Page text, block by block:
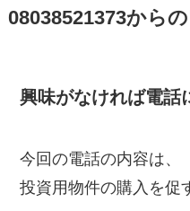
08038521373から
興味がなければ電話
今回の電話の内容は、
投資用物件の購入を促